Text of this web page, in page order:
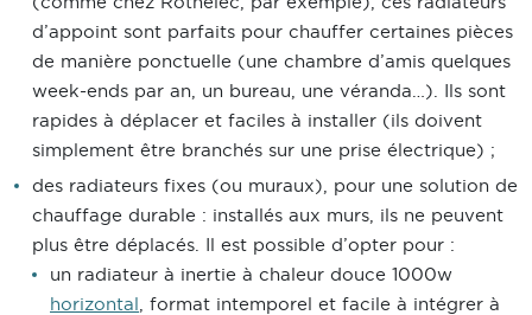
d’appoint sont parfaits pour chauffer certaines pièces
de manière ponctuelle (une chambre d’amis quelques
week-ends par an, un bureau, une véranda…). Ils sont
rapides à déplacer et faciles à installer (ils doivent
simplement être branchés sur une prise électrique) ;
des radiateurs fixes (ou muraux), pour une solution de
chauffage durable : installés aux murs, ils ne peuvent
plus être déplacés. Il est possible d’opter pour :
un radiateur à inertie à chaleur douce 1000w
horizontal , format intemporel et facile à intégrer à